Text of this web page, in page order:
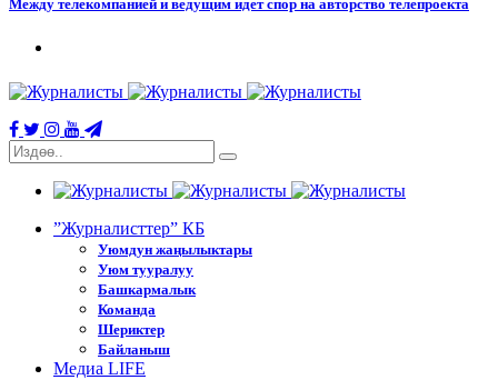
Между телекомпанией и ведущим идет спор на авторство телепроекта
”Журналисттер” КБ
Уюмдун жаңылыктары
Уюм тууралуу
Башкармалык
Команда
Шериктер
Байланыш
Медиа LIFE